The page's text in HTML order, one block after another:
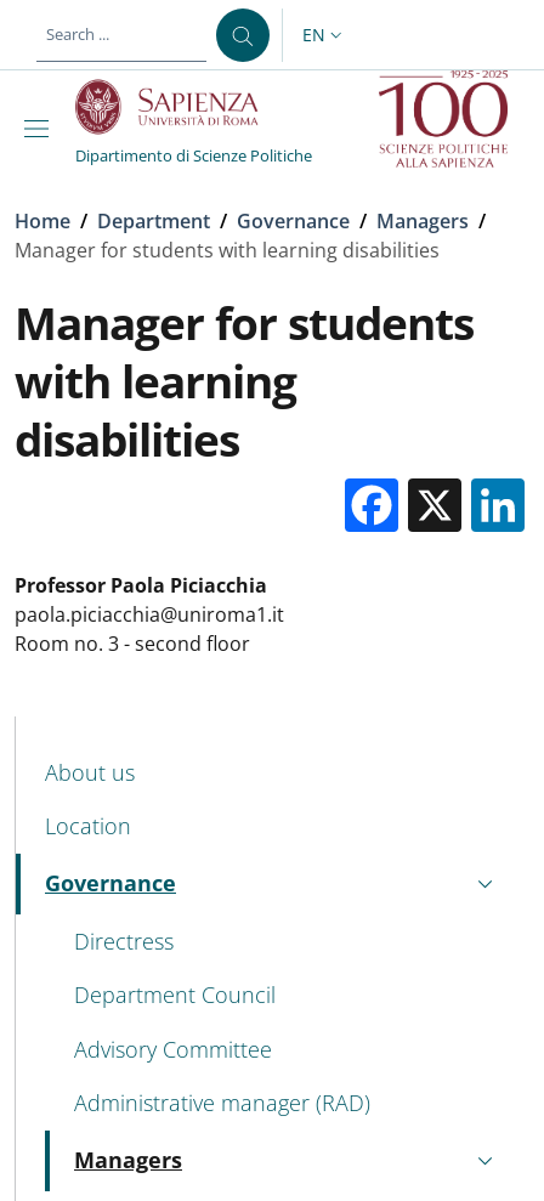
LANGUAGE SWITCHER:
EN
Dipartimento di Scienze Politiche
Breadcrumb
Home / Department / Governance / Managers /
Manager for students with learning disabilities
Manager for students
with learning
disabilities
X
Professor Paola Piciacchia
paola.piciacchia@uniroma1.it
Room no. 3 - second floor
MAIN NAVIGATION
About us
Location
Governance
Active
Directress
Department Council
Advisory Committee
Administrative manager (RAD)
Managers
Active